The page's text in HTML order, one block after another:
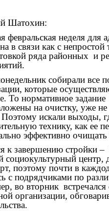
Шатохин:
февральская неделя для
в связи как с непростой
ряда районных и
собирали все
которые
То нормативное задание
на очистку, уже не
Поэтому искали выходы,
технику, как ее
эффективно
к завершению стройки –
социокультурный центр,
поэтому почти в
с подрядчиками по
во вторник
организации,